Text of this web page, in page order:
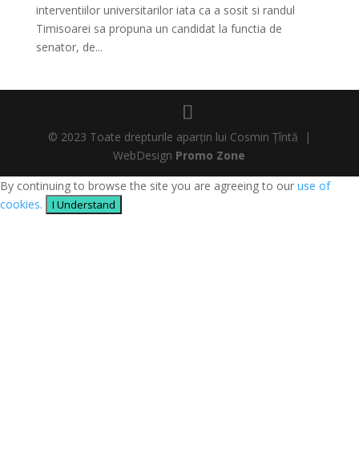
interventiilor universitarilor iata ca a sosit si randul
Timisoarei sa propuna un candidat la functia de
senator, de...
© 2023 Toate drepturile aparțin lui Cosmin Țîntă |
WebDesign Promo Zone
By continuing to browse the site you are agreeing to our use of
cookies. I Understand